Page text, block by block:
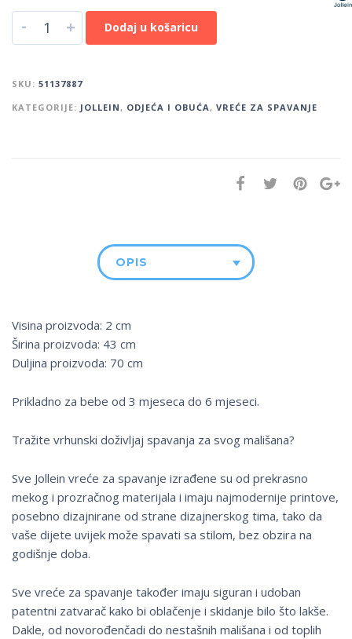
- + Dodaj u košaricu
SKU: 51137887
KATEGORIJE: JOLLEIN, ODJEĆA I OBUĆA, VREĆE ZA SPAVANJE
OPIS
Visina proizvoda: 2 cm
Širina proizvoda: 43 cm
Duljina proizvoda: 70 cm
Prikladno za bebe od 3 mjeseca do 6 mjeseci.
Tražite vrhunski doživljaj spavanja za svog mališana?
Sve Jollein vreće za spavanje izrađene su od prekrasno
mekog i prozračnog materijala i imaju najmodernije printove,
posebno dizajnirane od strane dizajnerskog tima, tako da
vaše dijete uvijek može spavati sa stilom, bez obzira na
godišnje doba.
Sve vreće za spavanje također imaju siguran i udoban
patentni zatvarač kako bi oblačenje i skidanje bilo što lakše.
Dakle, od novorođenčadi do nestašnih mališana i od toplih